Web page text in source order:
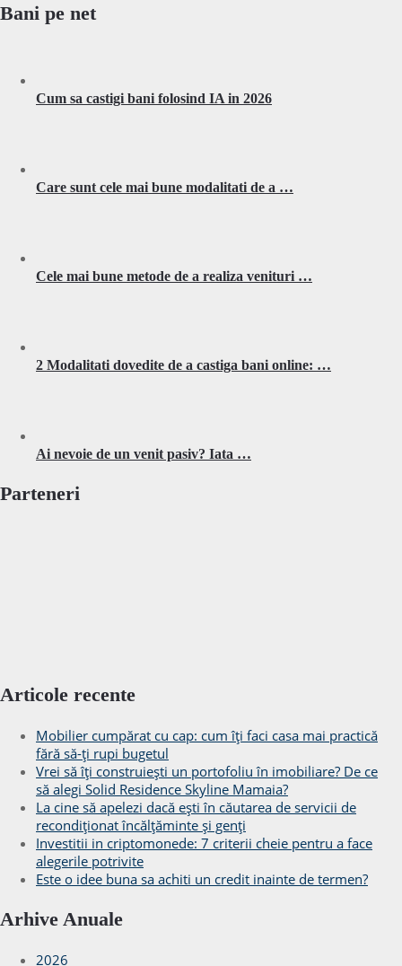
Bani pe net
Cum sa castigi bani folosind IA in 2026
Care sunt cele mai bune modalitati de a …
Cele mai bune metode de a realiza venituri …
2 Modalitati dovedite de a castiga bani online: …
Ai nevoie de un venit pasiv? Iata …
Parteneri
Articole recente
Mobilier cumpărat cu cap: cum îți faci casa mai practică
fără să-ți rupi bugetul
Vrei să îți construiești un portofoliu în imobiliare? De ce
să alegi Solid Residence Skyline Mamaia?
La cine să apelezi dacă ești în căutarea de servicii de
recondiționat încălțăminte și genți
Investitii in criptomonede: 7 criterii cheie pentru a face
alegerile potrivite
Este o idee buna sa achiti un credit inainte de termen?
Arhive Anuale
2026